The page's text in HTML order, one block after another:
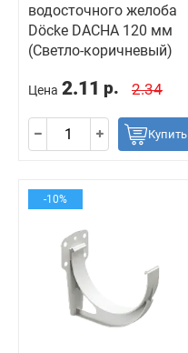
водосточного желоба
Döcke DACHA 120 мм
(Светло-коричневый)
Цена 2.11 р. 2.34
Купить
-10%